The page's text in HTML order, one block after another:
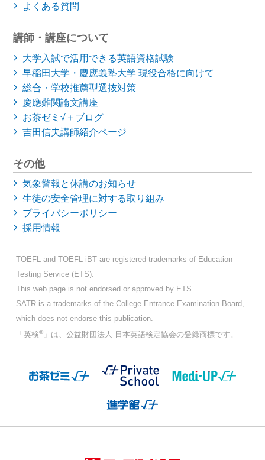
よくある質問
講師・講座について
大学入試で活用できる英語資格試験
早稲田大学・慶應義塾大学現役合格に向けて
総合・学校推薦型選抜対策
慶應難関論文講座
お茶ゼミ√＋ブログ
吉田信夫講師紹介ページ
その他
気象警報と休講のお知らせ
生徒の安全管理に対する取り組み
プライバシーポリシー
採用情報
TOEFL and TOEFL iBT are registered trademarks of Education
Testing Service (ETS).
This web page is not endorsed or approved by ETS.
SATR is a trademarks of the College Entrance Examination Board,
which does not endorse this publication.
「英検®」は、公益財団法人 日本英語検定協会の登録商標です。